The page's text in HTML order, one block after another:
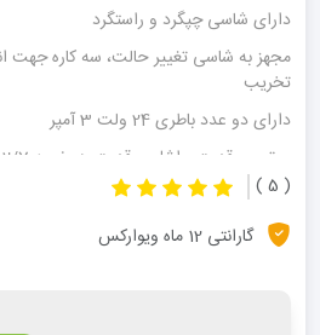
دارای شاسی چپگرد و راستگرد
مجهز به شاسی تغییر حالت، سه کاره جهت
تخریب
دارای دو عدد باطری 24 ولت 3 آمپر
موتور پر قدرت براشلس،قدرت هر ضربه 2/7 ژول
( 5 )
گارانتی 12 ماه ویوارکس